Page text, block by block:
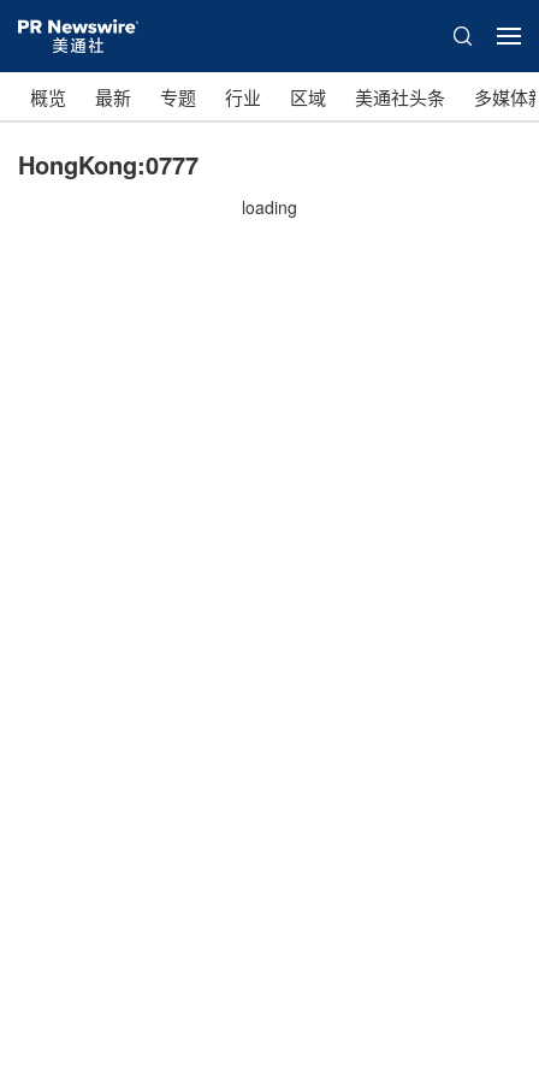
概览 最新 专题 行业 区域 美通社头条 多媒体
HongKong:0777
loading